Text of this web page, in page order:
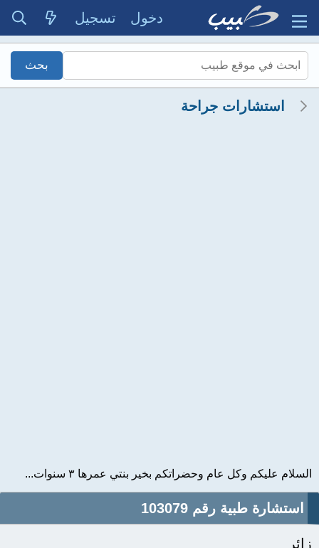
دخول تسجيل
استشارات جراحة
السلام عليكم وكل عام وحضراتكم بخير بنتي عمرها ٣ سنوات...
استشارة طبية رقم 103079
زائر